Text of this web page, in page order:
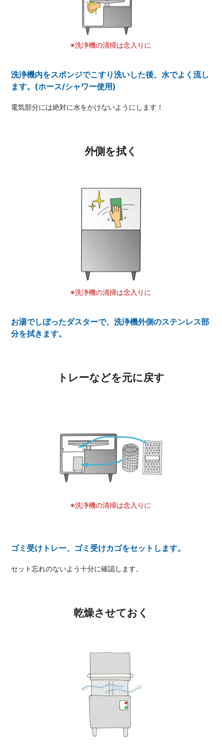
※洗浄機の清掃は念入りに
洗浄機内をスポンジでこすり洗いした後、水でよく流し
ます。(ホース/シャワー使用)
電気部分には絶対に水をかけないようにします！
外側を拭く
※洗浄機の清掃は念入りに
お湯でしぼったダスターで、洗浄機外側のステンレス部
分を拭きます。
トレーなどを元に戻す
※洗浄機の清掃は念入りに
ゴミ受けトレー、ゴミ受けカゴをセットします。
セット忘れのないよう十分に確認します。
乾燥させておく